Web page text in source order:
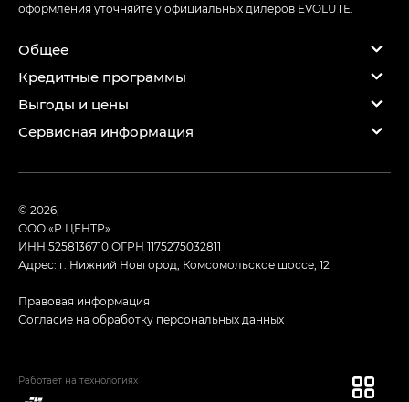
оформления уточняйте у официальных дилеров EVOLUTE.
Общее
Кредитные программы
Выгоды и цены
Сервисная информация
© 2026,
ООО «Р ЦЕНТР»
ИНН 5258136710ОГРН 1175275032811
Адрес: г. Нижний Новгород, Комсомольское шоссе, 12
Правовая информация
Согласие на обработку персональных данных
Работает на технологиях